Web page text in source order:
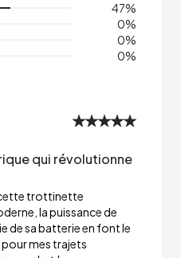
47%
0%
0%
0%
qui révolutionne
cette trottinette
la puissance de
de sa batterie en font le
mes trajets